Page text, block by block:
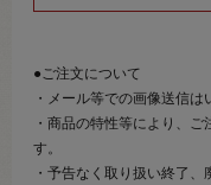
●ご注文について
・メール等での画像送信は
・商品の特性等により、
す。
・予告なく取り扱い終了、